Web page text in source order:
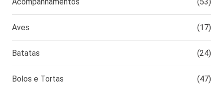
Aves (17)
Batatas (24)
Bolos e Tortas (47)